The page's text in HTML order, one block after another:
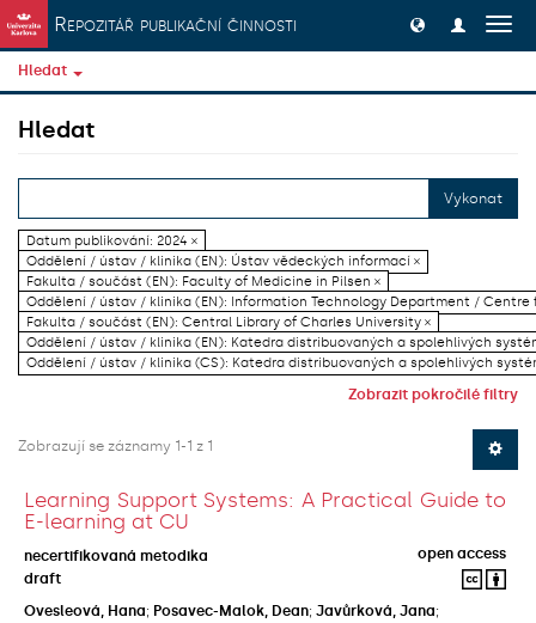
Přeskočit na obsah
Repozitář publikační činnosti
Hledat
Hledat
Vykonat
Datum publikování: 2024 ×
Oddělení / ústav / klinika (EN): Ústav vědeckých informací ×
Fakulta / součást (EN): Faculty of Medicine in Pilsen ×
Oddělení / ústav / klinika (EN): Information Technology Department / Centre
Fakulta / součást (EN): Central Library of Charles University ×
Oddělení / ústav / klinika (EN): Katedra distribuovaných a spolehlivých
Oddělení / ústav / klinika (CS): Katedra distribuovaných a spolehlivých
Zobrazit pokročilé filtry
Zobrazují se záznamy 1-1 z 1
Learning Support Systems: A Practical Guide to
E-learning at CU
necertifikovaná metodika
open access
draft
Ovesleová, Hana; Posavec-Malok, Dean; Javůrková, Jana;